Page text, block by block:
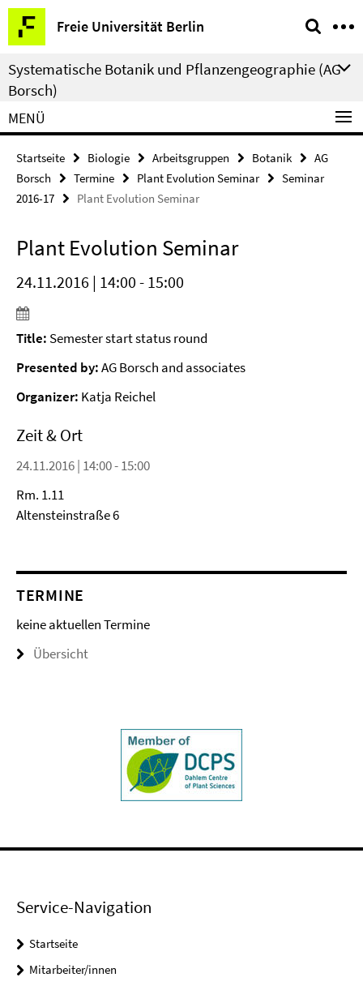
Springe
direkt
zu
Inhalt
Freie Universität Berlin
Service-
Navigation
Systematische Botanik und Pflanzengeographie (AG
Borsch)
MENÜ
Startseite Biologie Arbeitsgruppen Botanik
AG
Borsch
Termine Plant Evolution Seminar
Seminar
2016-17
Plant Evolution Seminar
Plant Evolution Seminar
24.11.2016 | 14:00 - 15:00
Title: Semester start status round
Presented by:AG Borsch and associates
Organizer: Katja Reichel
Zeit & Ort
24.11.2016 | 14:00 - 15:00
Rm. 1.11
Altensteinstraße 6
TERMINE
keine aktuellen Termine
Übersicht
Service-Navigation
Startseite
Mitarbeiter/innen